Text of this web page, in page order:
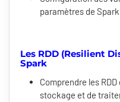
paramètres de
Les RDD (Resilient
Spark
Comprendre les
stockage et de